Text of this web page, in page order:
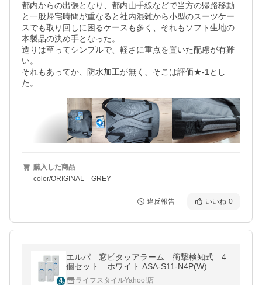
都内からの出張となり、都内山手線などで当方の帰路移動
と一般帰宅時間が重なると社内混雑から小型のスーツケー
スでも取り回しに困るケースも多く、それもソフト生地の
本製品の決め手となった。
造りは至ってシンプルで、軽さに重点を置いた配慮が有難
い。
それもあってか、防水加工が無く、そこは評価★-1とし
た。
購入した商品
color/ORIGINAL GREY
違反報告 いいね 0
エルパ 窓ピタッアラーム 衝撃検知式 4
個セット ホワイト ASA-S11-N4P(W)
ライフスタイルYahoo!店